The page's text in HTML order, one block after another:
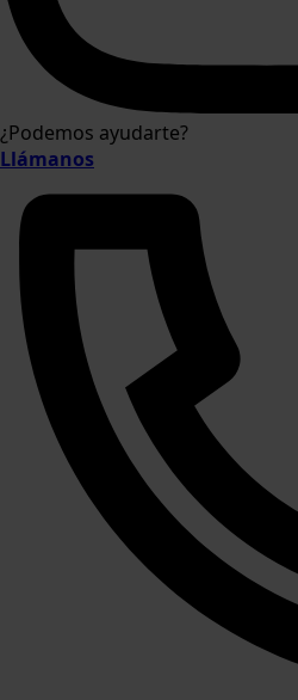
¿Podemos ayudarte?
Llámanos